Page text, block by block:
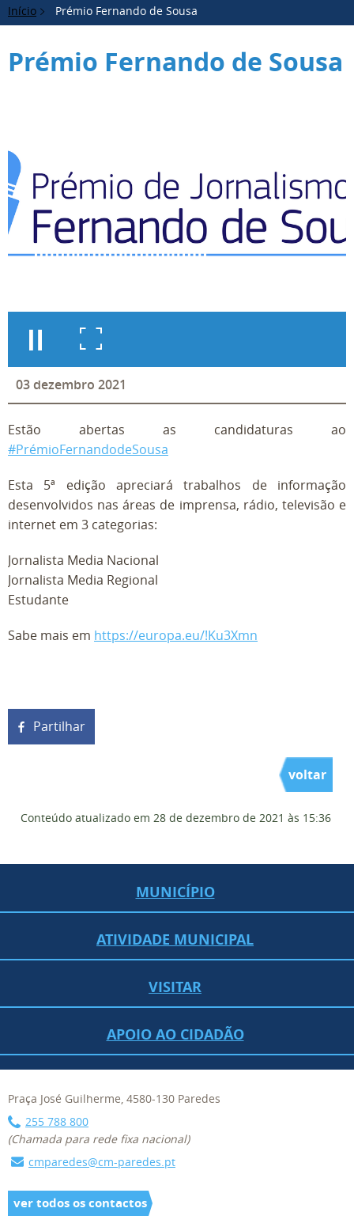
Início Prémio Fernando de Sousa
Prémio Fernando de Sousa
03dezembro 2021
Estão abertas as candidaturas ao
#PrémioFernandodeSousa
Esta 5ª edição apreciará trabalhos de informação
desenvolvidos nas áreas de imprensa, rádio, televisão e
internet em 3 categorias:
Jornalista Media Nacional
Jornalista Media Regional
Estudante
Sabe mais em https://europa.eu/!Ku3Xmn
Partilhar
voltar
Conteúdo atualizado em 28 de dezembro de 2021 às 15:36
MUNICÍPIO
ATIVIDADE MUNICIPAL
VISITAR
APOIO AO CIDADÃO
Praça José Guilherme, 4580-130 Paredes
255 788 800
(Chamada para rede fixa nacional)
cmparedes@cm-paredes.pt
ver todos os contactos